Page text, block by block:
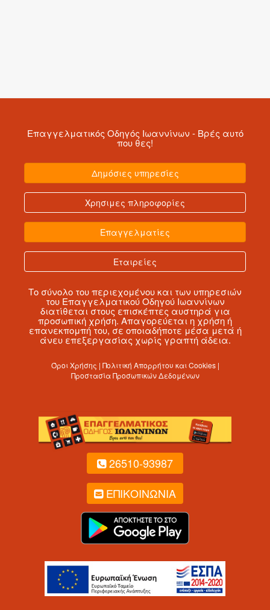
Επαγγελματικός Οδηγός Ιωαννίνων - Βρές αυτό
που θες!
Δημόσιες υπηρεσίες
Χρησιμες πληροφορίες
Επαγγελματίες
Εταιρείες
Το σύνολο του περιεχομένου και των υπηρεσιών
του Επαγγελματικού Οδηγού Ιωαννίνων
διατίθεται στους επισκέπτες αυστηρά για
προσωπική χρήση. Απαγορεύεται η χρήση ή
επανεκπομπή του, σε οποιαδήποτε μέσα μετά ή
άνευ επεξεργασίας χωρίς γραπτή άδεια.
Όροι Χρήσης | Πολιτική Απορρήτου και Cookies |
Προστασία Προσωπικών Δεδομένων
26510-93987
ΕΠΙΚΟΙΝΩΝΙΑ